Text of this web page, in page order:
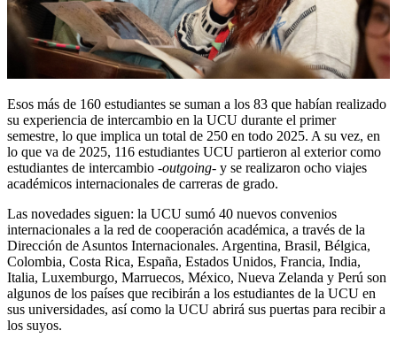
Esos más de 160 estudiantes se suman a los 83 que habían realizado
su experiencia de intercambio en la UCU durante el primer
semestre, lo que implica un total de 250 en todo 2025. A su vez, en
lo que va de 2025, 116 estudiantes UCU partieron al exterior como
estudiantes de intercambio -outgoing- y se realizaron ocho viajes
académicos internacionales de carreras de grado.
Las novedades siguen: la UCU sumó 40 nuevos convenios
internacionales a la red de cooperación académica, a través de la
Dirección de Asuntos Internacionales. Argentina, Brasil, Bélgica,
Colombia, Costa Rica, España, Estados Unidos, Francia, India,
Italia, Luxemburgo, Marruecos, México, Nueva Zelanda y Perú son
algunos de los países que recibirán a los estudiantes de la UCU en
sus universidades, así como la UCU abrirá sus puertas para recibir a
los suyos.